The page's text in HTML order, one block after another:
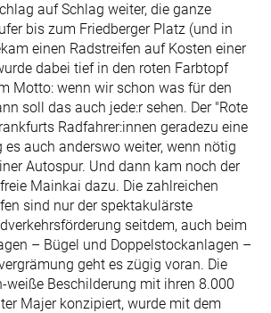
auf Schlag weiter, die ganze
bis zum Friedberger Platz (und in
einen Radstreifen auf Kosten einer
dabei tief in den roten Farbtopf
Motto: wenn wir schon was für den
soll das auch jede:r sehen. Der "Rote
Radfahrer:innen geradezu eine
es auch anderswo weiter, wenn nötig
Autospur. Und dann kam noch der
Mainkai dazu. Die zahlreichen
sind nur der spektakulärste
seitdem, auch beim
– Bügel und Doppelstockanlagen –
geht es zügig voran. Die
weiße Beschilderung mit ihren 8.000
Majer konzipiert, wurde mit dem